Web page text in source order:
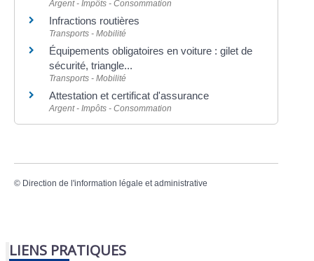
Argent - Impôts - Consommation
Infractions routières
Transports - Mobilité
Équipements obligatoires en voiture : gilet de
sécurité, triangle...
Transports - Mobilité
Attestation et certificat d'assurance
Argent - Impôts - Consommation
© Direction de l'information légale et administrative
LIENS PRATIQUES